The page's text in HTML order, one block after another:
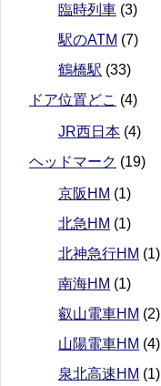
臨時列車 (3)
駅のATM (7)
鶴橋駅 (33)
ドア位置どこ (4)
JR西日本 (4)
ヘッドマーク (19)
京阪HM (1)
北急HM (1)
北神急行HM (1)
南海HM (1)
叡山電車HM (2)
山陽電車HM (4)
泉北高速HM (1)